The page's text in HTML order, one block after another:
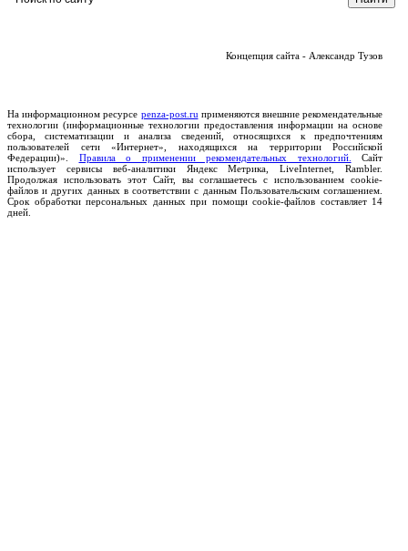
Концепция сайта - Александр Тузов
На информационном ресурсе penza-post.ru применяются внешние рекомендательные
технологии (информационные технологии предоставления информации на основе
сбора, систематизации и анализа сведений, относящихся к предпочтениям
пользователей сети «Интернет», находящихся на территории Российской
Федерации)». Правила о применении рекомендательных технологий.
Сайт
использует сервисы веб-аналитики Яндекс Метрика, LiveInternet, Rambler.
Продолжая использовать этот Сайт, вы соглашаетесь с использованием cookie-
файлов и других данных в соответствии с данным Пользовательским соглашением.
Срок обработки персональных данных при помощи cookie-файлов составляет 14
дней.